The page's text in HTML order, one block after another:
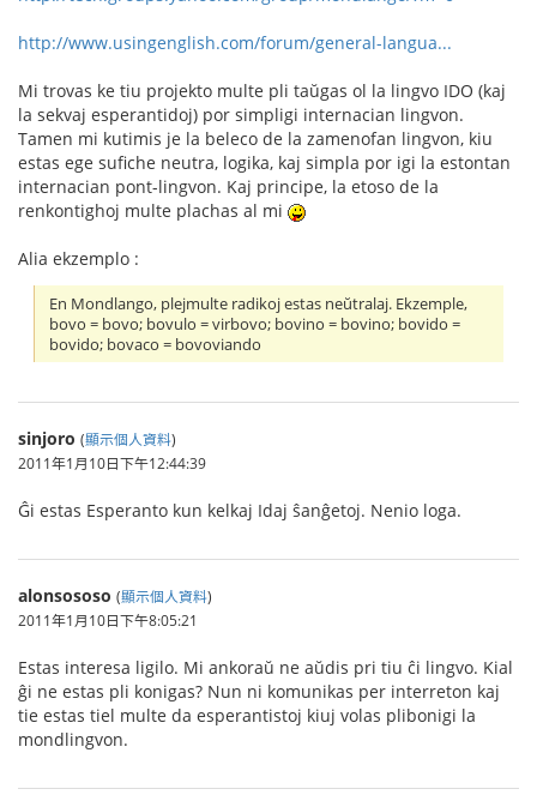
http://www.usingenglish.com/forum/general-langua...
Mi trovas ke tiu projekto multe pli taŭgas ol la lingvo IDO (kaj
la sekvaj esperantidoj) por simpligi internacian lingvon.
Tamen mi kutimis je la beleco de la zamenofan lingvon, kiu
estas ege sufiche neutra, logika, kaj simpla por igi la estontan
internacian pont-lingvon. Kaj principe, la etoso de la
renkontighoj multe plachas al mi
Alia ekzemplo :
En Mondlango, plejmulte radikoj estas neŭtralaj. Ekzemple,
bovo = bovo; bovulo = virbovo; bovino = bovino; bovido =
bovido; bovaco = bovoviando
sinjoro (顯示個人資料)
2011年1月10日下午12:44:39
Ĝi estas Esperanto kun kelkaj Idaj ŝanĝetoj. Nenio loga.
alonsososo (顯示個人資料)
2011年1月10日下午8:05:21
Estas interesa ligilo. Mi ankoraŭ ne aŭdis pri tiu ĉi lingvo. Kial
ĝi ne estas pli konigas? Nun ni komunikas per interreton kaj
tie estas tiel multe da esperantistoj kiuj volas plibonigi la
mondlingvon.